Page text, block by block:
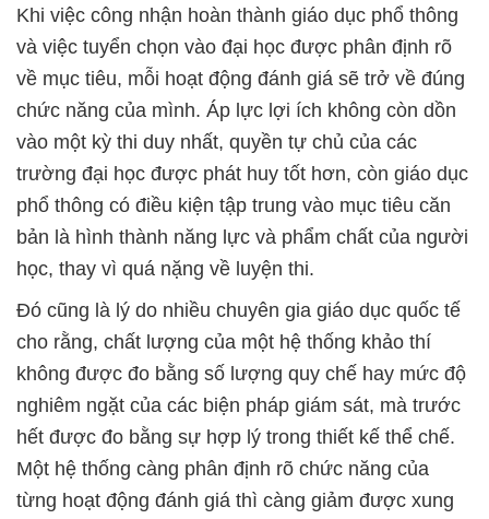
Khi việc công nhận hoàn thành giáo dục phổ thông
và việc tuyển chọn vào đại học được phân định rõ
về mục tiêu, mỗi hoạt động đánh giá sẽ trở về đúng
chức năng của mình. Áp lực lợi ích không còn dồn
vào một kỳ thi duy nhất, quyền tự chủ của các
trường đại học được phát huy tốt hơn, còn giáo dục
phổ thông có điều kiện tập trung vào mục tiêu căn
bản là hình thành năng lực và phẩm chất của người
học, thay vì quá nặng về luyện thi.
Đó cũng là lý do nhiều chuyên gia giáo dục quốc tế
cho rằng, chất lượng của một hệ thống khảo thí
không được đo bằng số lượng quy chế hay mức độ
nghiêm ngặt của các biện pháp giám sát, mà trước
hết được đo bằng sự hợp lý trong thiết kế thể chế.
Một hệ thống càng phân định rõ chức năng của
từng hoạt động đánh giá thì càng giảm được xung